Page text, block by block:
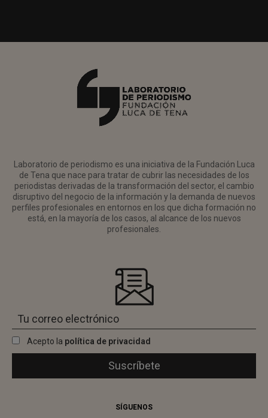
Laboratorio de periodismo es una iniciativa de la Fundación Luca
de Tena que nace para tratar de cubrir las necesidades de los
periodistas derivadas de la transformación del sector, el cambio
disruptivo del negocio de la información y la demanda de nuevos
perfiles profesionales en entornos en los que dicha formación no
está, en la mayoría de los casos, al alcance de los nuevos
profesionales.
Acepto la política de privacidad
SÍGUENOS